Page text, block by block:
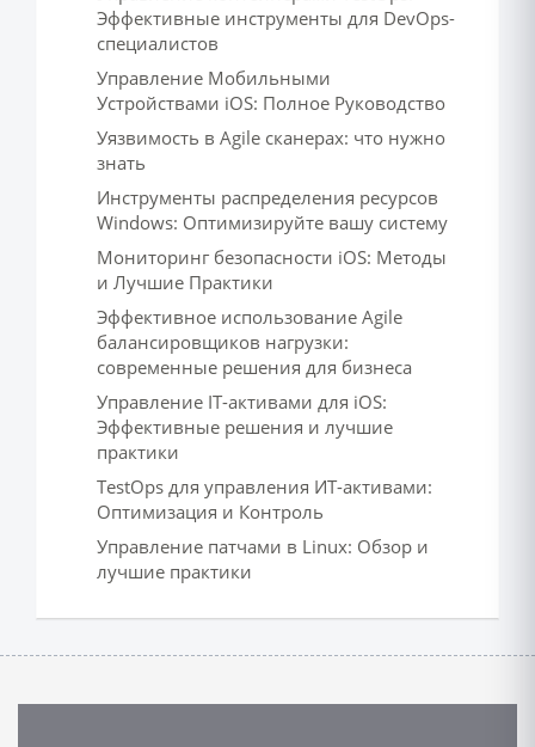
Эффективные инструменты для DevOps-
специалистов
Управление Мобильными
Устройствами iOS: Полное Руководство
Уязвимость в Agile сканерах: что нужно
знать
Инструменты распределения ресурсов
Windows: Оптимизируйте вашу систему
Мониторинг безопасности iOS: Методы
и Лучшие Практики
Эффективное использование Agile
балансировщиков нагрузки:
современные решения для бизнеса
Управление IT-активами для iOS:
Эффективные решения и лучшие
практики
TestOps для управления ИТ-активами:
Оптимизация и Контроль
Управление патчами в Linux: Обзор и
лучшие практики